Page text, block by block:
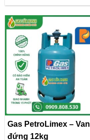
Gas PetroLimex – Van
đứng 12kg